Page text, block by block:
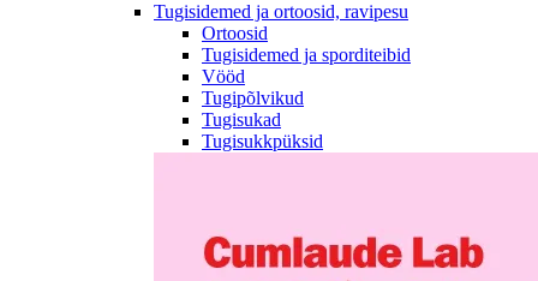
Tugisidemed ja ortoosid, ravipesu
Ortoosid
Tugisidemed ja sporditeibid
Vööd
Tugipõlvikud
Tugisukad
Tugisukkpüksid